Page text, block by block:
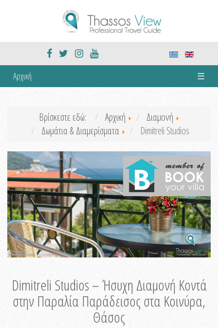
Αρχική ☰
Βρίσκεστε εδώ: Αρχική
Διαμονή
Δωμάτια & Διαμερίσματα
Dimitreli Studios
Dimitreli Studios – Ήσυχη Διαμονή Κοντά
στην Παραλία Παράδεισος στα Κοινύρα,
Θάσος